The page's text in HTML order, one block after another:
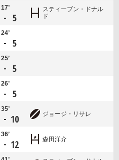
17’
- 5
スティーブン・ドナル
ド
24’
- 5
25’
- 5
26’
- 5
35’
- 10 ジョージ・リサレ
36’
- 12 森田洋介